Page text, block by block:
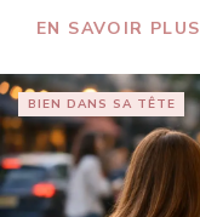
EN SAVOIR PLUS
BIEN DANS SA TÊTE